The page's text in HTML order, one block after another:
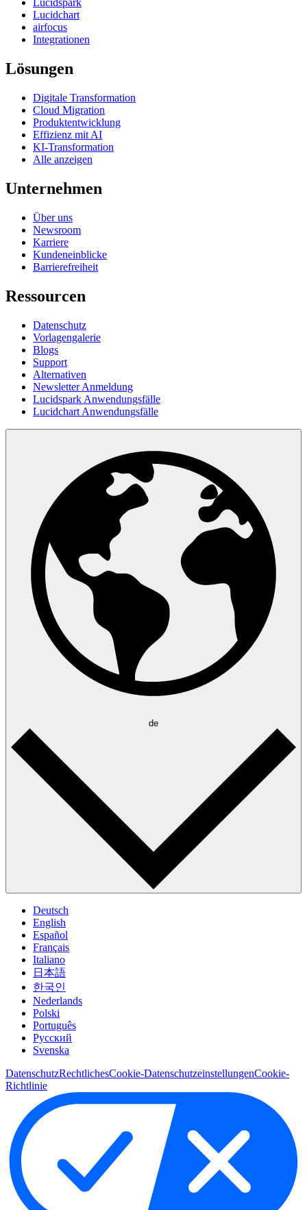
Lucidspark
Lucidchart
airfocus
Integrationen
Lösungen
Digitale Transformation
Cloud Migration
Produktentwicklung
Effizienz mit AI
KI-Transformation
Alle anzeigen
Unternehmen
Über uns
Newsroom
Karriere
Kundeneinblicke
Barrierefreiheit
Ressourcen
Datenschutz
Vorlagengalerie
Blogs
Support
Alternativen
Newsletter Anmeldung
Lucidspark Anwendungsfälle
Lucidchart Anwendungsfälle
de
Deutsch
English
Español
Français
Italiano
日本語
한국인
Nederlands
Polski
Português
Pусский
Svenska
DatenschutzRechtlichesCookie-DatenschutzeinstellungenCookie-
Richtlinie